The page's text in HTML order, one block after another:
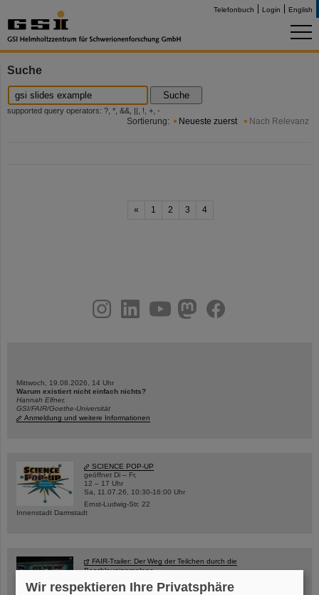
Telefonbuch Login English
Suche
Suche
supported query operators: ?, *, &&, ||, !, +, -
Sortierung: Neueste zuerst Nach Relevanz
« 1 2 3 4
youtubehelmholtz.socialfacebook
Mittwoch, 19.08.2026, 14 Uhr
Warum existiert nicht einfach nichts?
Hannah Elfner,
GSI/FAIR/Goethe-Universität
Anmeldung und weitere Informationen
SCIENCE POP-UP
geöffnet Di – Fr,
12 – 17 Uhr
Sa, 11.07.26, 10:30-16:00 Uhr
Ernst-Ludwig-Str. 22
Innenstadt Darmstadt
FAIR-Trailer: Der Weg der Teilchen durch die
Beschleunigeranlage
Wir respektieren Ihre Privatsphäre